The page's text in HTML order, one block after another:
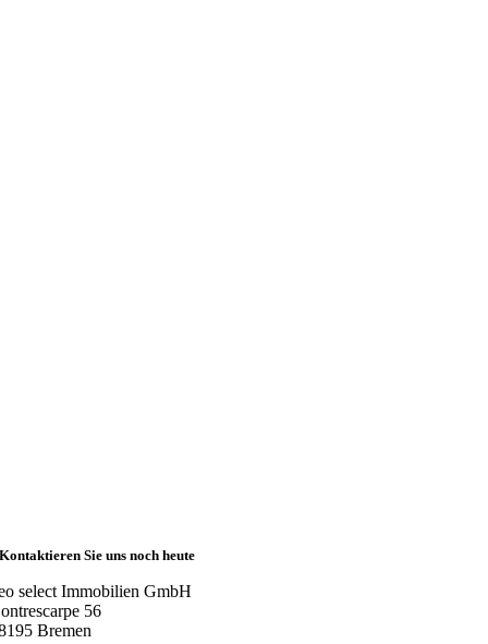
Kontaktieren Sie uns noch heute
select Immobilien GmbH
56
Bremen